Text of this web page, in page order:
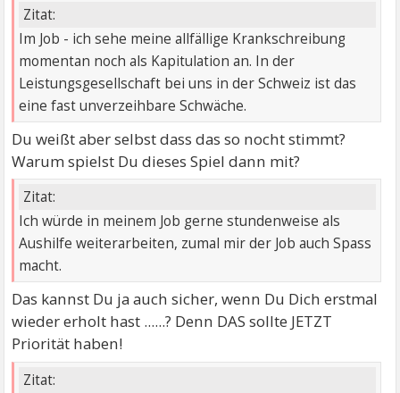
Zitat:
Im Job - ich sehe meine allfällige Krankschreibung
momentan noch als Kapitulation an. In der
Leistungsgesellschaft bei uns in der Schweiz ist das
eine fast unverzeihbare Schwäche.
Du weißt aber selbst dass das so nocht stimmt?
Warum spielst Du dieses Spiel dann mit?
Zitat:
Ich würde in meinem Job gerne stundenweise als
Aushilfe weiterarbeiten, zumal mir der Job auch Spass
macht.
Das kannst Du ja auch sicher, wenn Du Dich erstmal
wieder erholt hast ......? Denn DAS sollte JETZT
Priorität haben!
Zitat: